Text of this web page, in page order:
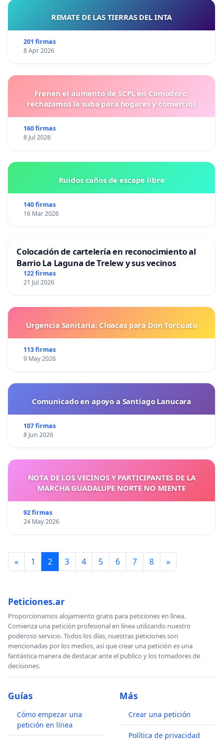
REMATE DE LAS TIERRAS DEL INTA
201 firmas
8 Apr 2026
Frenen el aumento de SCPL en Comodoro:
rechazamos la suba para hogares y comercios
160 firmas
8 Jul 2026
Ruidos caños de escape libre
140 firmas
16 Mar 2026
Colocación de cartelería en reconocimiento al
Barrio La Laguna de Trelew y sus vecinos
122 firmas
21 Jul 2026
Urgencia Sanitaria: Cloacas para Don Torcuato
113 firmas
9 May 2026
Comunicado en apoyo a Santiago Lanucara
107 firmas
8 Jun 2026
NOTA DE LOS VECINOS Y PARTICIPANTES DE LA
MARCHA GUADALUPE NORTE NO MIENTE
92 firmas
24 May 2026
« 1 2 3 4 5 6 7 8 »
Peticiones.ar
Proporcionamos alojamiento gratis para peticiones en línea.
Comienza una petición profesional en línea utilizando nuestro
poderoso servicio. Todos los días, nuestras peticiones son
mencionadas por los medios, así que crear una petición es una
fantástica manera de destacar ante el publico y los tomadores de
decisiones.
Guías
Cómo empezar una
petición en línea
Más
Crear una petición
Política de privacidad